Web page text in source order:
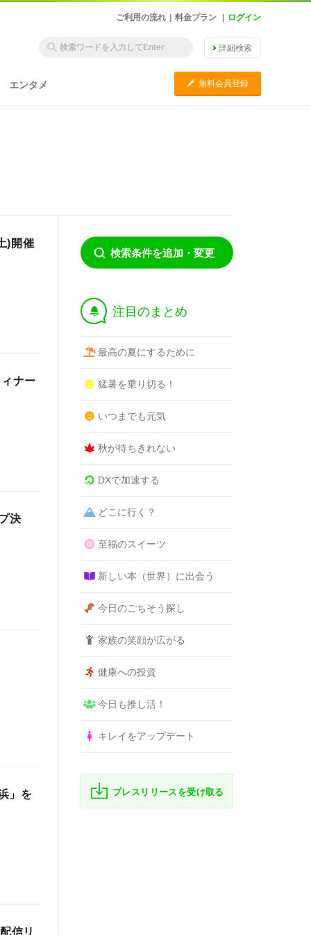
ご利用の流れ 料金プラン ログイン
詳細検索
エンタメ C 無料会員登録
)開催
ナー
決
」を
信リ
検索条件を追加・変更
† 注目のまとめ
最高の夏にするために
猛暑を乗り切る！
いつまでも元気
秋が待ちきれない
DXで加速する
どこに行く？
至福のスイーツ
新しい本（世界）に出会う
今日のごちそう探し
家族の笑顔が広がる
健康への投資
今日も推し活！
キレイをアップデート
プレスリリースを受け取る